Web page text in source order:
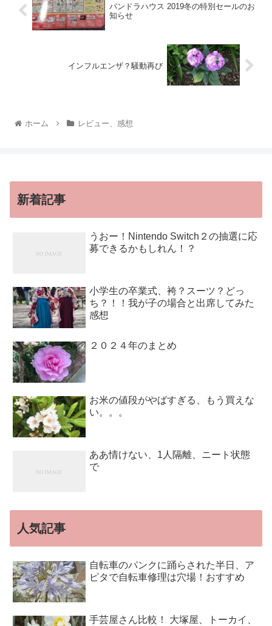
パンドラハウス 2019冬の特別セールのお
知らせ
インフルエンザ？騒動再び
ホーム レビュー、感想
新着記事
うおー！Nintendo Switch２の抽選に応
募できるかもしれん！？
小学生の卒業式、袴？スーツ？どっ
ち？！！我が子の場合と出席してみた
感想
２０２４年のまとめ
お米の値段がやばすぎる、もう買えな
い。。。
ああ情けない、1人隔離、ニート状態
で
人気記事
自転車のパンクに踊らされた半日、ア
ピタで自転車修理は穴場！おすすめ
手芸屋さん比較！ 大塚屋、トーカイ、